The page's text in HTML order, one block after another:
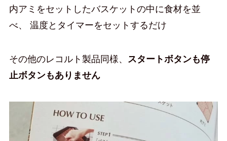
内アミをセットしたバスケットの中に食材を並
べ、 温度とタイマーをセットするだけ
その他のレコルト製品同様、 スタートボタンも停
止ボタンもありません